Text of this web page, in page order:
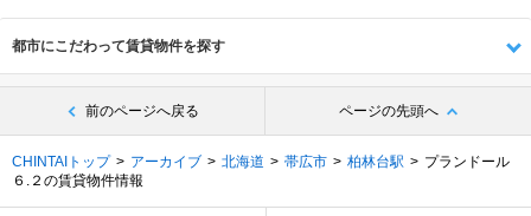
都市にこだわって賃貸物件を探す
前のページへ戻る ページの先頭へ
CHINTAIトップ アーカイブ 北海道 帯広市 柏林台駅
プランドール
６.２の賃貸物件情報